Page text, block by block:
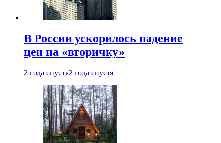
В России ускорилось падение
цен на «вторичку»
2 года спустя2 года спустя